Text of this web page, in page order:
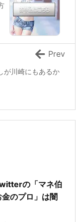
が川崎にもあるか
Prev
の「マネ伯
のプロ」は闇